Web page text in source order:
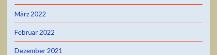
März 2022
Februar 2022
Dezember 2021